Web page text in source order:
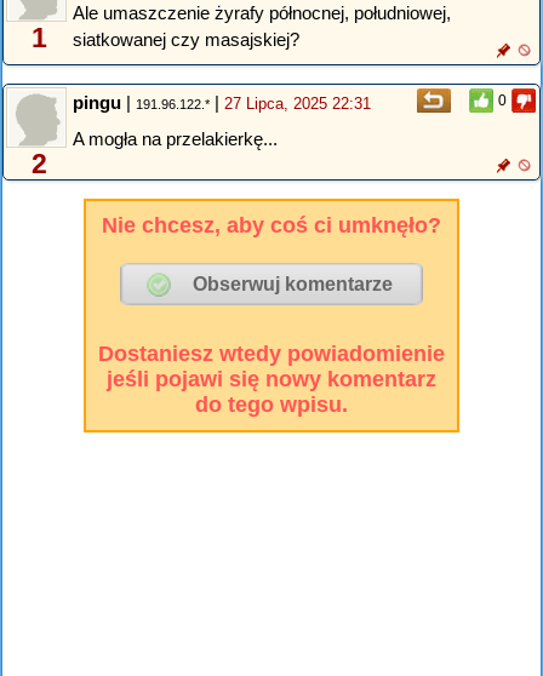
1
Ale umaszczenie żyrafy północnej, południowej,
siatkowanej czy masajskiej?
0
2
pingu | 191.96.122.* | 27 Lipca, 2025 22:31
A mogła na przelakierkę...
Nie chcesz, aby coś ci umknęło?
Dostaniesz wtedy powiadomienie
jeśli pojawi się nowy komentarz
do tego wpisu.